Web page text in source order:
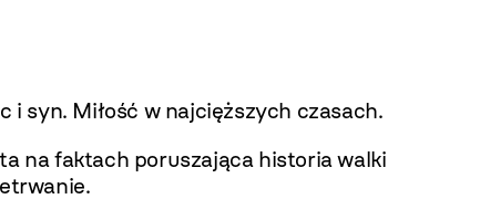
i syn. Miłość w najcięższych czasach.
na faktach poruszająca historia walki